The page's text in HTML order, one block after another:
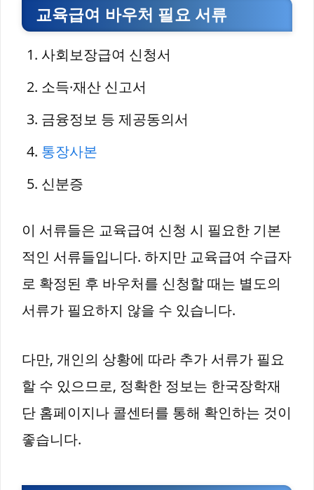
교육급여 바우처 필요 서류
사회보장급여 신청서
소득·재산 신고서
금융정보 등 제공동의서
통장사본
신분증
이 서류들은 교육급여 신청 시 필요한 기본
적인 서류들입니다. 하지만 교육급여 수급자
로 확정된 후 바우처를 신청할 때는 별도의
서류가 필요하지 않을 수 있습니다.
다만, 개인의 상황에 따라 추가 서류가 필요
할 수 있으므로, 정확한 정보는 한국장학재
단 홈페이지나 콜센터를 통해 확인하는 것이
좋습니다.